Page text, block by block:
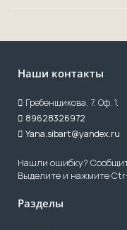
Наши контакты
Гребенщикова, 7. Оф. 1.
89628326972
Yana.sibart@yandex.ru
Нашли ошибку?
Выделите и нажмите
Разделы